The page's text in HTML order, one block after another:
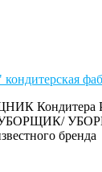
Кондитера
известного